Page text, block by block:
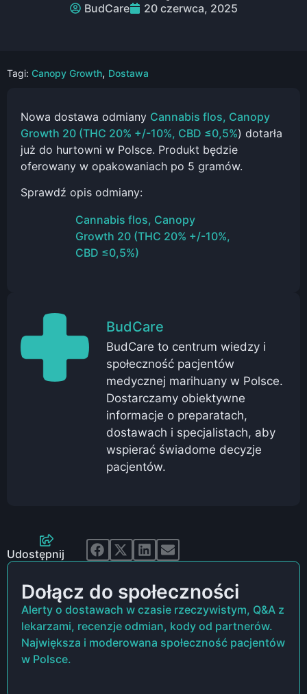
BudCare 20 czerwca, 2025
Tagi: Canopy Growth, Dostawa
Nowa dostawa odmiany Cannabis flos, Canopy
Growth 20 (THC 20% +/-10%, CBD ≤0,5%) dotarła
już do hurtowni w Polsce. Produkt będzie
oferowany w opakowaniach po 5 gramów.
Sprawdź opis odmiany:
Cannabis flos, Canopy
Growth 20 (THC 20% +/-10%,
CBD ≤0,5%)
BudCare
BudCare to centrum wiedzy i
społeczność pacjentów
medycznej marihuany w Polsce.
Dostarczamy obiektywne
informacje o preparatach,
dostawach i specjalistach, aby
wspierać świadome decyzje
pacjentów.
Udostępnij
Dołącz do społeczności
Alerty o dostawach w czasie rzeczywistym, Q&A z
lekarzami, recenzje odmian, kody od partnerów.
Największa i moderowana społeczność pacjentów
w Polsce.